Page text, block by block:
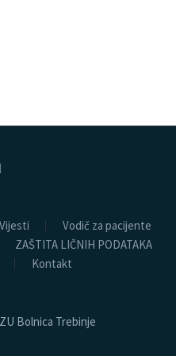
Vijesti
Vodič za pacijente
ZAŠTITA LIČNIH PODATAKA
Kontakt
Bolnica Trebinje